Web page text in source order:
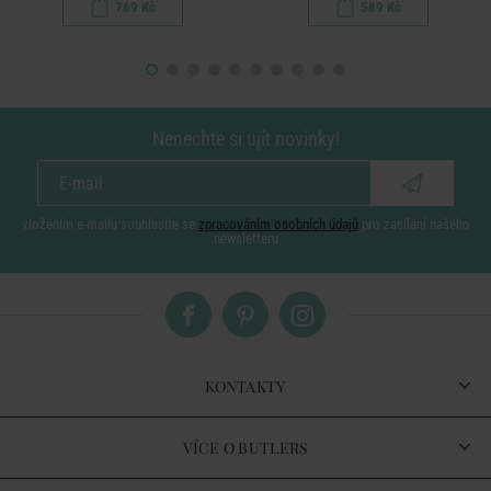
769 Kč 589 Kč
Nenechte si ujít novinky!
vložením e-mailu souhlasíte se zpracováním osobních údajů pro zasílání našeho
newsletteru
KONTAKTY
VÍCE O BUTLERS